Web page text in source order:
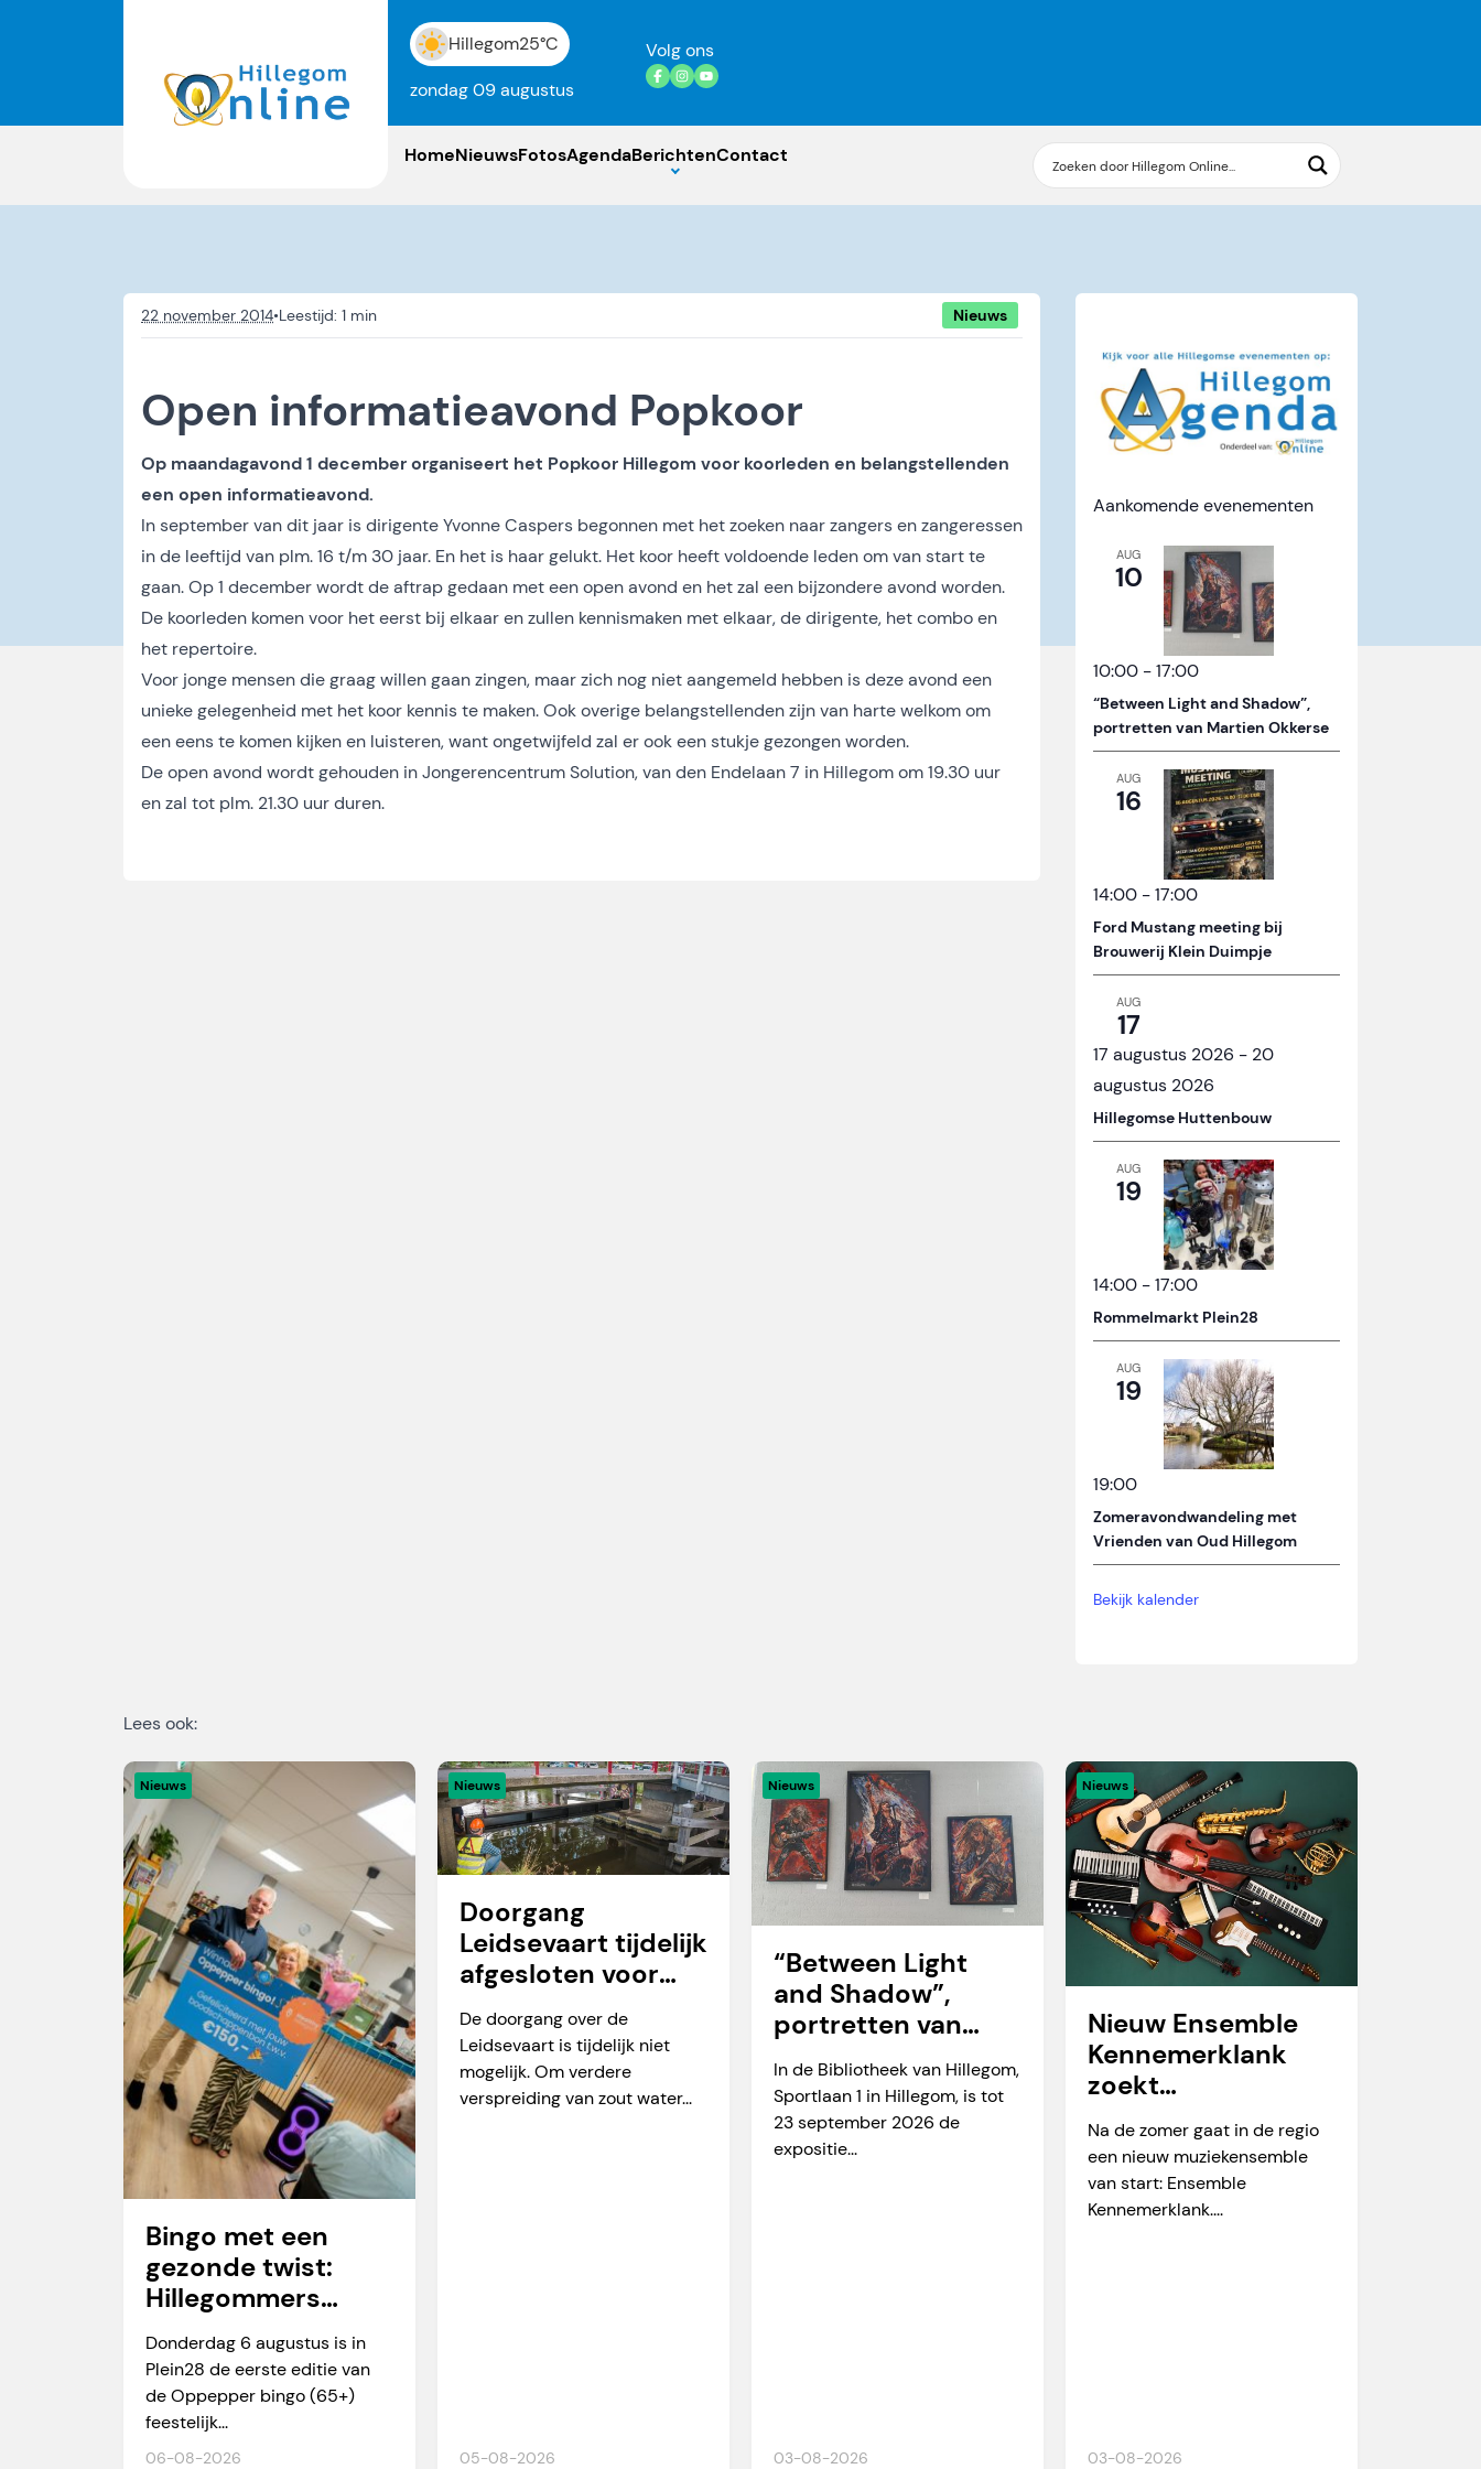
Hillegom25°C
zondag 09 augustus
Volg ons
HomeNieuwsFotosAgendaBerichtenContact
22 november 2014• Nieuws
Open informatieavond Popkoor
Op maandagavond 1 december organiseert het Popkoor Hillegom voor koorleden en belangstellenden
een open informatieavond.
In september van dit jaar is dirigente Yvonne Caspers begonnen met het zoeken naar zangers en zangeressen
in de leeftijd van plm. 16 t/m 30 jaar. En het is haar gelukt. Het koor heeft voldoende leden om van start te
gaan. Op 1 december wordt de aftrap gedaan met een open avond en het zal een bijzondere avond worden.
De koorleden komen voor het eerst bij elkaar en zullen kennismaken met elkaar, de dirigente, het combo en
het repertoire.
Voor jonge mensen die graag willen gaan zingen, maar zich nog niet aangemeld hebben is deze avond een
unieke gelegenheid met het koor kennis te maken. Ook overige belangstellenden zijn van harte welkom om
een eens te komen kijken en luisteren, want ongetwijfeld zal er ook een stukje gezongen worden.
De open avond wordt gehouden in Jongerencentrum Solution, van den Endelaan 7 in Hillegom om 19.30 uur
en zal tot plm. 21.30 uur duren.
Aankomende evenementen
AUG
10
10:00 -17:00
“Between Light and Shadow”,
portretten van Martien Okkerse
AUG
16
14:00 -17:00
Ford Mustang meeting bij
Brouwerij Klein Duimpje
AUG
17
17 augustus 2026 - 20
augustus 2026
Hillegomse Huttenbouw
AUG
19
14:00 -17:00
Rommelmarkt Plein28
AUG
19
19:00
Zomeravondwandeling met
Vrienden van Oud Hillegom
Bekijk kalender
Lees ook:
Nieuws
06-08-2026
Bingo met een
gezonde twist:
Hillegommers
winnen meer dan
alleen een prijs
Donderdag 6 augustus is in
Plein28 de eerste editie van
de Oppepper bingo (65+)
feestelijk...
Nieuws
05-08-2026
Doorgang
Leidsevaart tijdelijk
afgesloten voor
vaarverkeer
De doorgang over de
Leidsevaart is tijdelijk niet
mogelijk. Om verdere
verspreiding van zout water...
Nieuws
03-08-2026
“Between Light
and Shadow”,
portretten van
Martien Okkerse
In de Bibliotheek van Hillegom,
Sportlaan 1 in Hillegom, is tot
23 september 2026 de
expositie...
Nieuws
03-08-2026
Nieuw Ensemble
Kennemerklank
zoekt
amateurmuzikante
n
Na de zomer gaat in de regio
een nieuw muziekensemble
van start: Ensemble
Kennemerklank....